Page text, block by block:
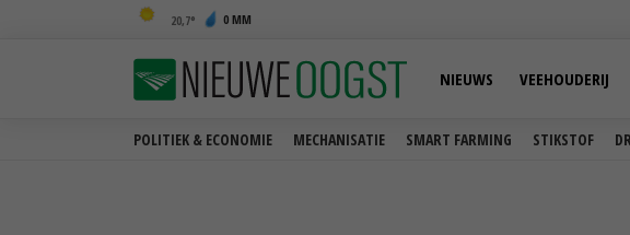
20,7 0 MM
POLITIEK & ECONOMIE MECHANISATIE SMART FARMING STIKSTOF
NIEUWS VEEHOUDERIJ